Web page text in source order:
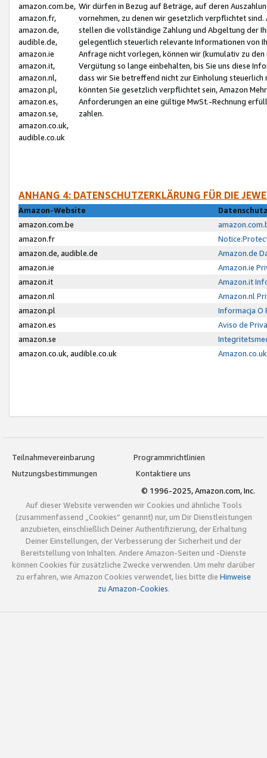
amazon.com.be,
amazon.fr,
amazon.de,
audible.de,
amazon.ie
amazon.it,
amazon.nl,
amazon.pl,
amazon.es,
amazon.se,
amazon.co.uk,
audible.co.uk
Wir dürfen in Bezug auf Beträge, auf deren
vornehmen, zu denen wir gesetzlich verpflichtet
stellen die vollständige Zahlung und Abgeltung der
gelegentlich steuerlich relevante Informationen von
Anfrage nicht vorlegen, können wir (kumulativ zu
Vergütung so lange einbehalten, bis Sie uns diese
dass wir Sie betreffend nicht zur Einholung
könnten Sie gesetzlich verpflichtet sein, Amazon
Anforderungen an eine gültige MwSt.-Rechnung
zahlen.
ANHANG 4: DATENSCHUTZERKLÄRUNG FÜR DIE
Amazon-Website
amazon.com.be
amazon.fr
amazon.de, audible.de
Amazon.de
amazon.ie
Amazon.ie
amazon.it
Amazon.it
amazon.nl
Amazon.nl
amazon.pl
Informacja O
amazon.es
Aviso de
amazon.se
amazon.co.uk, audible.co.uk
Teilnahmevereinbarung
Programmrichtlinien
Nutzungsbestimmungen
Kontaktiere uns
© 1996-2025, Amazon.com, Inc.
Auf dieser Website verwenden wir Cookies und ähnliche Tools
(zusammenfassend „Cookies“ genannt) nur, um Dir Dienstleistungen
anzubieten, einschließlich Deiner Authentifizierung, der Erhaltung
Deiner Einstellungen, der Verbesserung der Sicherheit und der
Bereitstellung von Inhalten. Andere Amazon-Seiten und -Dienste
können Cookies für zusätzliche Zwecke verwenden. Um mehr darüber
zu erfahren, wie Amazon Cookies verwendet, lies bitte die Hinweise
zu Amazon-Cookies.